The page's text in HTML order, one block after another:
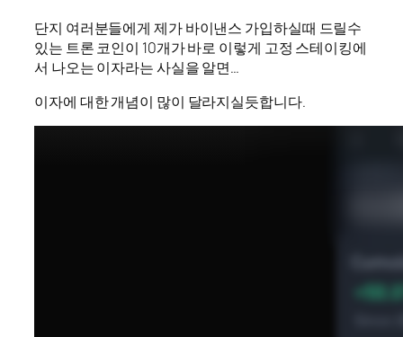
단지 여러분들에게 제가 바이낸스 가입하실때 드릴수
있는 트론 코인이 10개가 바로 이렇게 고정 스테이킹에
서 나오는 이자라는 사실을 알면…
이자에 대한 개념이 많이 달라지실듯합니다.